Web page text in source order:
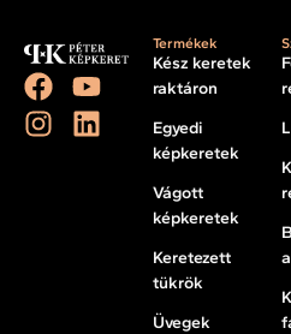
Termékek
Kész keretek
raktáron
Egyedi
képkeretek
Vágott
képkeretek
Keretezett
tükrök
Üvegek